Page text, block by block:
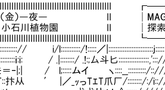
１９日（金）―夜― II │MAG
川植物園 II │探索：7
i/l:::::::::::/!:::::／
ｉ:i: / .|::::::::/ .!:;厶斗匕
干ﾓ＝‐|;| / l;:::::ムイ ヽ::::__::::::::::/
ｴT::抃从 ′ |／_ｯっTｴT爪厂/::::::::/:/